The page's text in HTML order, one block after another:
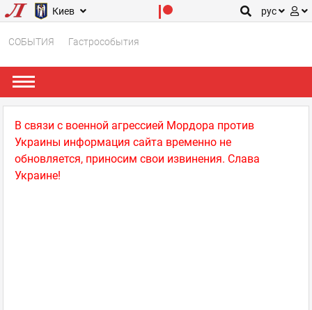
Киев рус
СОБЫТИЯ Гастрособытия
В связи с военной агрессией Мордора против
Украины информация сайта временно не
обновляется, приносим свои извинения. Слава
Украине!